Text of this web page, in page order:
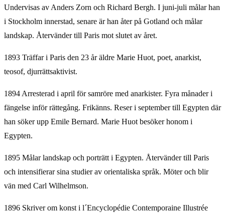
Undervisas av Anders Zorn och Richard Bergh. I juni-juli målar han
i Stockholm innerstad, senare är han åter på Gotland och målar
landskap. Återvänder till Paris mot slutet av året.
1893 Träffar i Paris den 23 år äldre Marie Huot, poet, anarkist,
teosof, djurrättsaktivist.
1894 Arresterad i april för samröre med anarkister. Fyra månader i
fängelse inför rättegång. Frikänns. Reser i september till Egypten där
han söker upp Emile Bernard. Marie Huot besöker honom i
Egypten.
1895 Målar landskap och porträtt i Egypten. Återvänder till Paris
och intensifierar sina studier av orientaliska språk. Möter och blir
vän med Carl Wilhelmson.
1896 Skriver om konst i l´Encyclopédie Contemporaine Illustrée